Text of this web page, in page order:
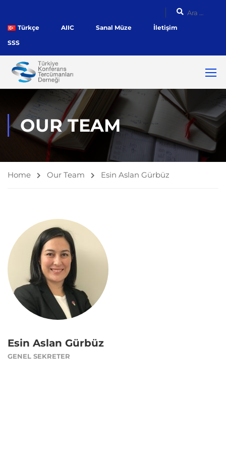
Türkçe AIIC Sanal Müze
İletişim
SSS
OUR TEAM
Home Our Team Esin Aslan Gürbüz
Esin Aslan Gürbüz
GENEL SEKRETER